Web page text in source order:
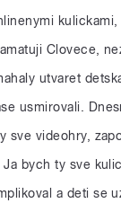
Clovece,
utvaret
usmirovali.
sve videohry,
bych ty sve
a deti se